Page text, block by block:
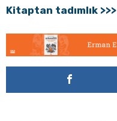
Kitaptan tadımlık >>>